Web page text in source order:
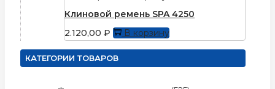
Клиновой ремень SPA 4250
2.120,00 ₽ В корзину
КАТЕГОРИИ ТОВАРОВ